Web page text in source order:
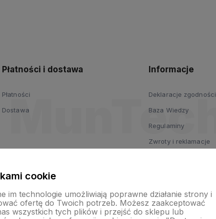
Płatności i dostawa
Płatności
Dostawa
Informacje
Deklaracje zgodności
Baza Wiedzy
Regulaminy
Zwroty i reklamacje
cookie
im technologie umożliwiają poprawne działanie strony i
ofertę do Twoich potrzeb. Możesz zaakceptować
wszystkich tych plików i przejść do sklepu lub